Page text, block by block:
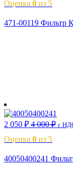
Оценка 0 из 5
471-00119 Фильтр
2 050 ₽ 4 000₽ с
Оценка 0 из 5
40050400241